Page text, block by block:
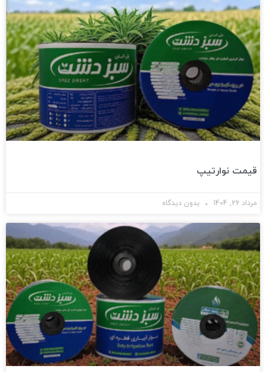
قیمت نوارتیپ
مرداد 26, 1404 بدون دیدگاه